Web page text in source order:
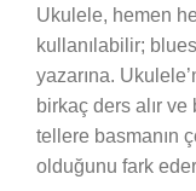
Ukulele, hemen
kullanılabilir;
yazarına.
birkaç ders alır
tellere basmanın
olduğunu fark